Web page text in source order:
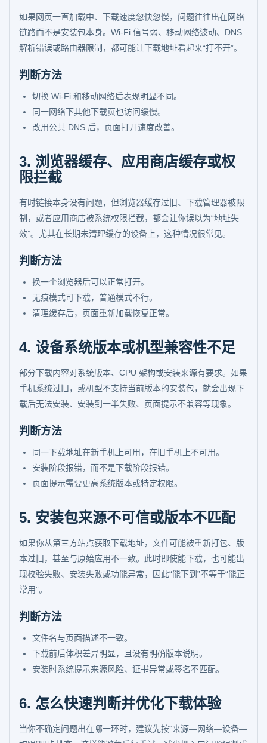
如果网页一直加载中、下载速度忽快忽慢，问题往往出在网络
链路而不是安装包本身。Wi-Fi 信号弱、移动网络波动、DNS
解析错误或路由器限制，都可能让下载地址看起来“打不开”。
判断方法
切换 Wi-Fi 和移动网络后表现明显不同。
同一网络下其他下载页也访问缓慢。
改用公共 DNS 后，页面打开速度改善。
3. 浏览器缓存、应用商店缓存或权
限拦截
有时链接本身没有问题，但浏览器缓存过旧、下载管理器被限
制，或者应用商店被系统权限拦截，都会让你误以为“地址失
效”。尤其在长期未清理缓存的设备上，这种情况很常见。
判断方法
换一个浏览器后可以正常打开。
无痕模式可下载，普通模式不行。
清理缓存后，页面重新加载恢复正常。
4. 设备系统版本或机型兼容性不足
部分下载内容对系统版本、CPU 架构或安装来源有要求。如果
手机系统过旧，或机型不支持当前版本的安装包，就会出现下
载后无法安装、安装到一半失败、页面提示不兼容等现象。
判断方法
同一下载地址在新手机上可用，在旧手机上不可用。
安装阶段报错，而不是下载阶段报错。
页面提示需要更高系统版本或特定权限。
5. 安装包来源不可信或版本不匹配
如果你从第三方站点获取下载地址，文件可能被重新打包、版
本过旧，甚至与原始应用不一致。此时即使能下载，也可能出
现校验失败、安装失败或功能异常，因此“能下到”不等于“能正
常用”。
判断方法
文件名与页面描述不一致。
下载前后体积差异明显，且没有明确版本说明。
安装时系统提示来源风险、证书异常或签名不匹配。
6. 怎么快速判断并优化下载体验
当你不确定问题出在哪一环时，建议先按“来源—网络—设备—